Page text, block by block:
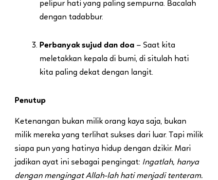
pelipur hati yang paling sempurna. Bacalah
dengan tadabbur.
Perbanyak sujud dan doa – Saat kita
meletakkan kepala di bumi, di situlah hati
kita paling dekat dengan langit.
Penutup
Ketenangan bukan milik orang kaya saja, bukan
milik mereka yang terlihat sukses dari luar. Tapi milik
siapa pun yang hatinya hidup dengan dzikir. Mari
jadikan ayat ini sebagai pengingat: Ingatlah, hanya
dengan mengingat Allah-lah hati menjadi tenteram.